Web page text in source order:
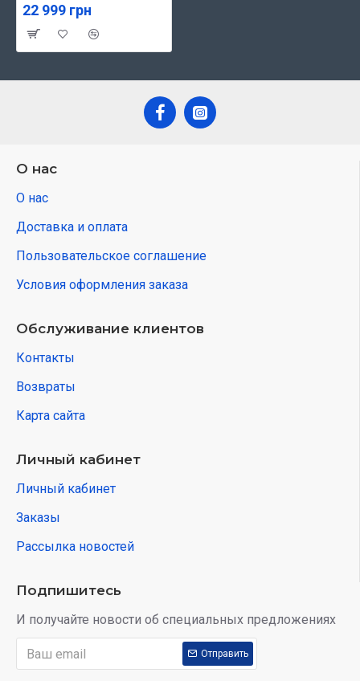
22 999 грн
О нас
О нас
Доставка и оплата
Пользовательское соглашение
Условия оформления заказа
Обслуживание клиентов
Контакты
Возвраты
Карта сайта
Личный кабинет
Личный кабинет
Заказы
Рассылка новостей
Подпишитесь
И получайте новости об специальных предложениях
Отправить